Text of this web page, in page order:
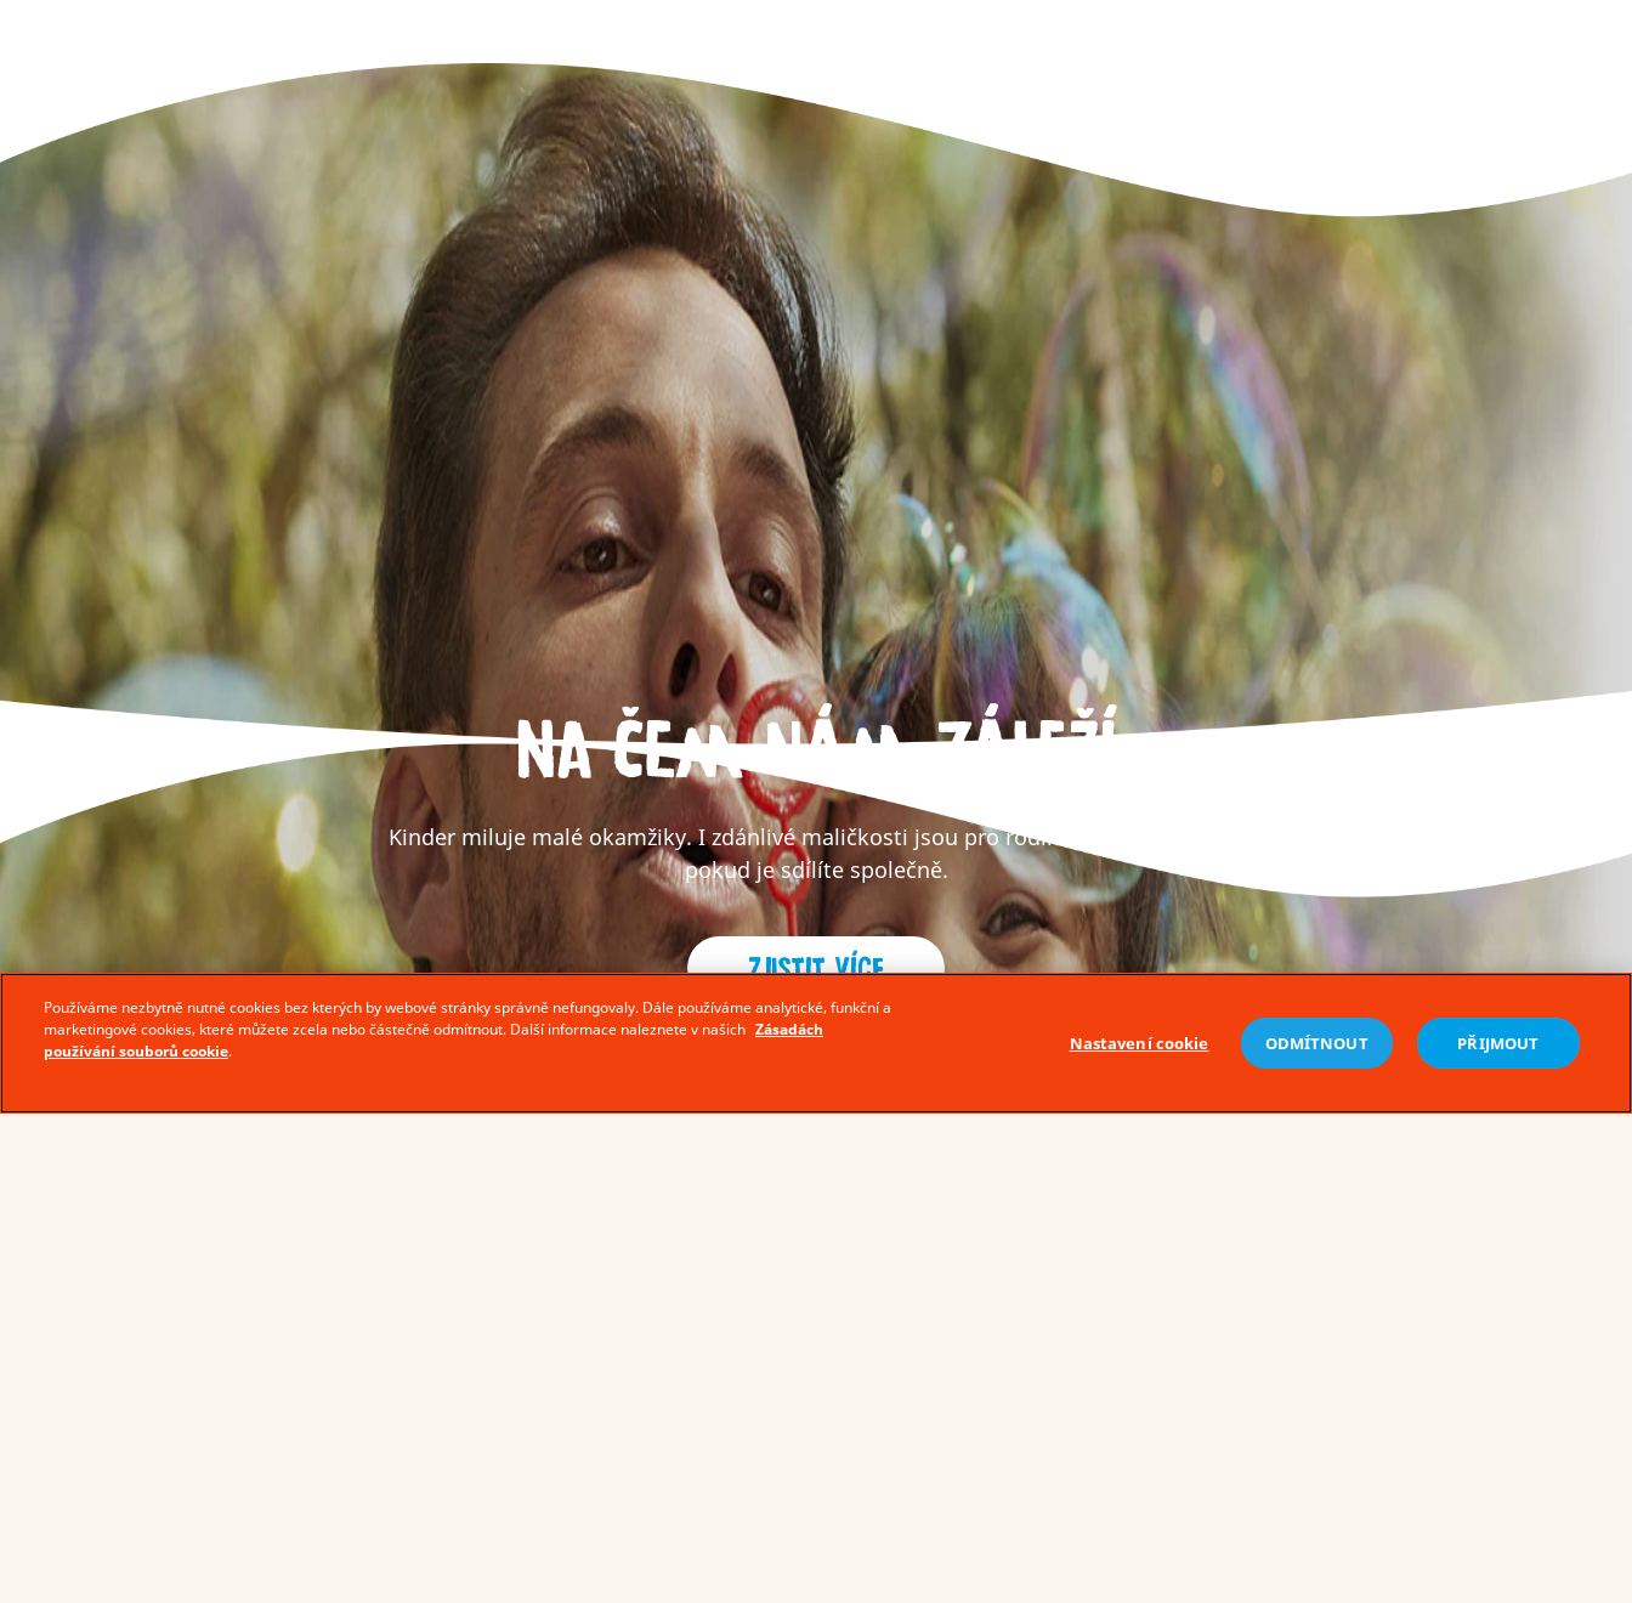
Na čem nám záleží
Kinder miluje malé okamžiky. I zdánlivé maličkosti jsou pro rodinu důležité, zvláště
pokud je sdílíte společně.
Zjistit více
Používáme nezbytně nutné cookies bez kterých by webové stránky správně nefungovaly. Dále používáme analytické, funkční a
marketingové cookies, které můžete zcela nebo částečně odmítnout. Další informace naleznete v našich Zásadách
používání souborů cookie. Nastavení cookie ODMÍTNOUT PŘIJMOUT